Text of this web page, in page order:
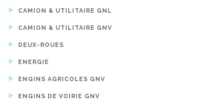
CAMION & UTILITAIRE GNL
CAMION & UTILITAIRE GNV
DEUX-ROUES
ENERGIE
ENGINS AGRICOLES GNV
ENGINS DE VOIRIE GNV